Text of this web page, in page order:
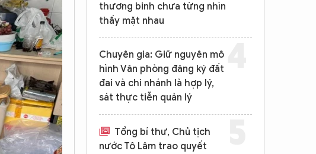
thương binh chưa từng nhìn
thấy mặt nhau
Chuyên gia: Giữ nguyên mô
hình Văn phòng đăng ký đất
đai và chi nhánh là hợp lý,
sát thực tiễn quản lý
Tổng bí thư, Chủ tịch
nước Tô Lâm trao quyết